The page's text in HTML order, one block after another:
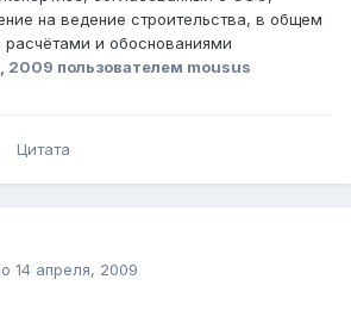
на ведение строительства, в общем
и обоснованиями
2009 пользователем mousus
Цитата
14 апреля, 2009